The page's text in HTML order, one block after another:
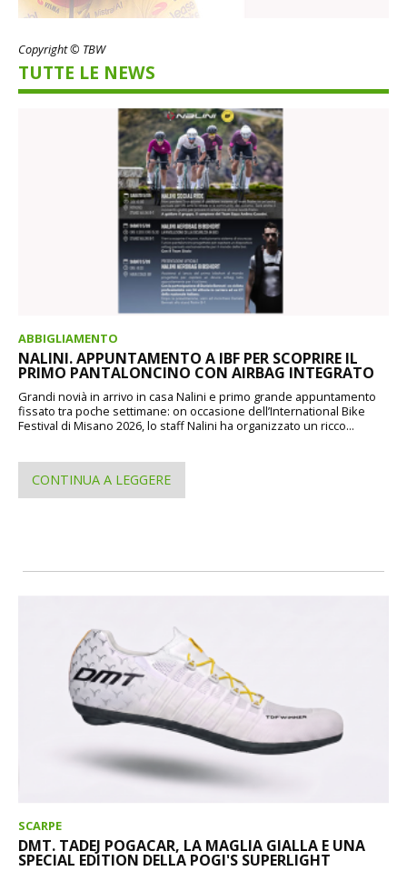
Copyright © TBW
TUTTE LE NEWS
ABBIGLIAMENTO
NALINI. APPUNTAMENTO A IBF PER SCOPRIRE IL
PRIMO PANTALONCINO CON AIRBAG INTEGRATO
Grandi novià in arrivo in casa Nalini e primo grande appuntamento
fissato tra poche settimane: on occasione dell’International Bike
Festival di Misano 2026, lo staff Nalini ha organizzato un ricco...
CONTINUA A LEGGERE
SCARPE
DMT. TADEJ POGACAR, LA MAGLIA GIALLA E UNA
SPECIAL EDITION DELLA POGI'S SUPERLIGHT